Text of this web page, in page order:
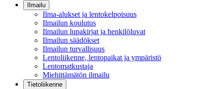
Ilmailu
Ilma-alukset ja lentokelpoisuus
Ilmailun koulutus
Ilmailun lupakirjat ja henkilöluvat
Ilmailun säädökset
Ilmailun turvallisuus
Lentoliikenne, lentopaikat ja ympäristö
Lentomatkustaja
Miehittämätön ilmailu
Tietoliikenne